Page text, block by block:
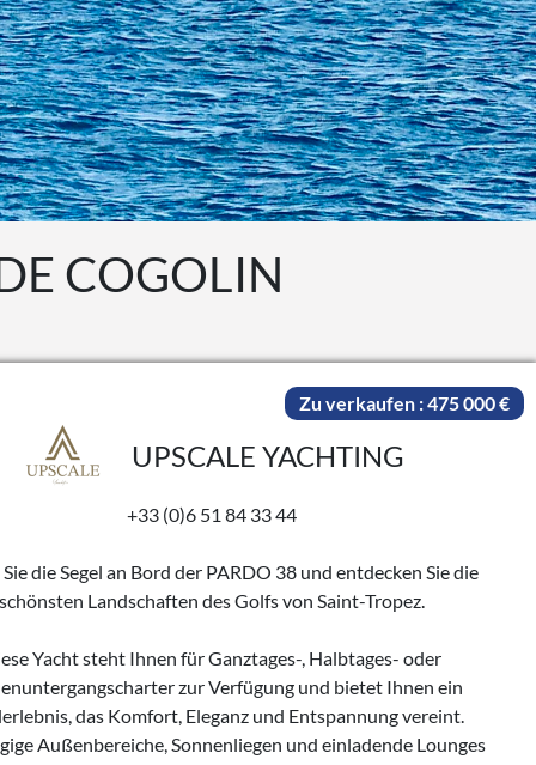
COGOLIN
Zu verkaufen : 475 000 €
UPSCALE YACHTING
+33 (0)6 51 84 33 44
die Segel an Bord der PARDO 38 und entdecken Sie die
Landschaften des Golfs von Saint-Tropez.
Yacht steht Ihnen für Ganztages-, Halbtages- oder
zur Verfügung und bietet Ihnen ein
das Komfort, Eleganz und Entspannung vereint.
Außenbereiche, Sonnenliegen und einladende Lounges